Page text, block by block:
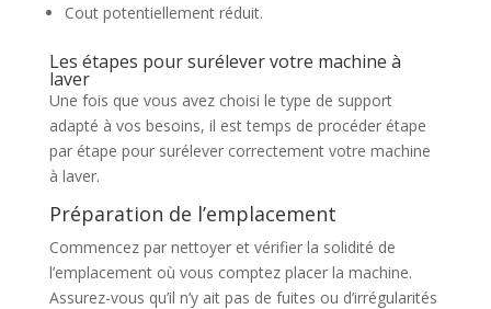
Cout potentiellement réduit.
Les étapes pour surélever votre machine à
laver
Une fois que vous avez choisi le type de support
adapté à vos besoins, il est temps de procéder étape
par étape pour surélever correctement votre machine
à laver.
Préparation de l’emplacement
Commencez par nettoyer et vérifier la solidité de
l’emplacement où vous comptez placer la machine.
Assurez-vous qu’il n’y ait pas de fuites ou d’irrégularités